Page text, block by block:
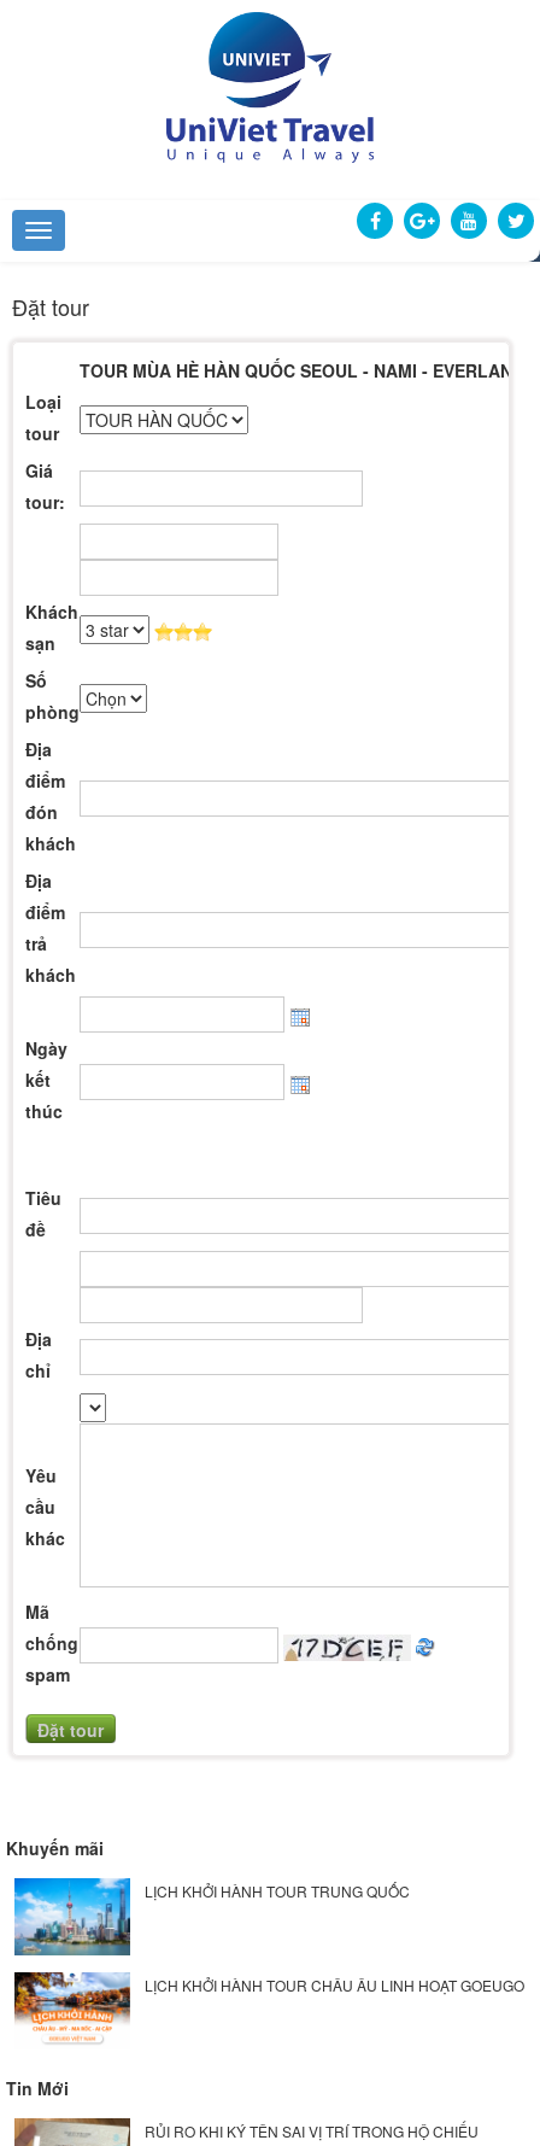
Đặt tour
TOUR MÙA HÈ HÀN QUỐC SEOUL - NAMI - EVERLAND
Loại
tour
Giá
tour:
Khách
sạn
Số
phòng
Địa
điểm
đón
khách
Địa
điểm
trả
khách
Ngày
kết
thúc
Tiêu
đề
Địa
chỉ
Yêu
cầu
khác
Mã
chống
spam
Khuyến mãi
LỊCH KHỞI HÀNH TOUR TRUNG QUỐC
LỊCH KHỞI HÀNH TOUR CHÂU ÂU LINH HOẠT GOEUGO
Tin Mới
RỦI RO KHI KÝ TÊN SAI VỊ TRÍ TRONG HỘ CHIẾU